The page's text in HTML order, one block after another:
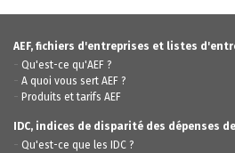
AEF, fichiers d'entreprises et listes
- Qu'est-ce qu'AEF ?
- A quoi vous sert AEF ?
- Produits et tarifs AEF
IDC, indices de disparité des dépenses
- Qu'est-ce que les IDC ?